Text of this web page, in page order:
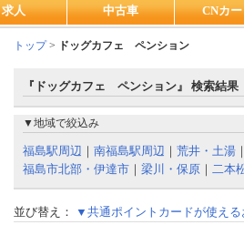
求人 中古車 CNカ
トップ> ドッグカフェ ペンション
『ドッグカフェ ペンション』 検索結
▼地域で絞込み
福島駅周辺 ｜ 南福島駅周辺 ｜ 荒井・土湯
福島市北部・伊達市 ｜ 梁川・保原 ｜ 二本
並び替え：
▼共通ポイントカードが使える